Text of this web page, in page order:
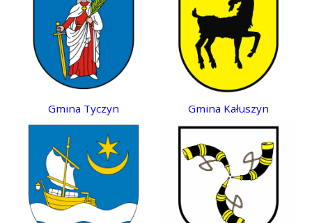
Gmina Tyczyn Gmina Kałuszyn